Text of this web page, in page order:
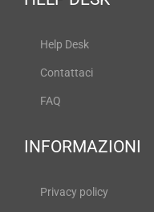
Help Desk
Contattaci
FAQ
INFORMAZIONI
Privacy policy